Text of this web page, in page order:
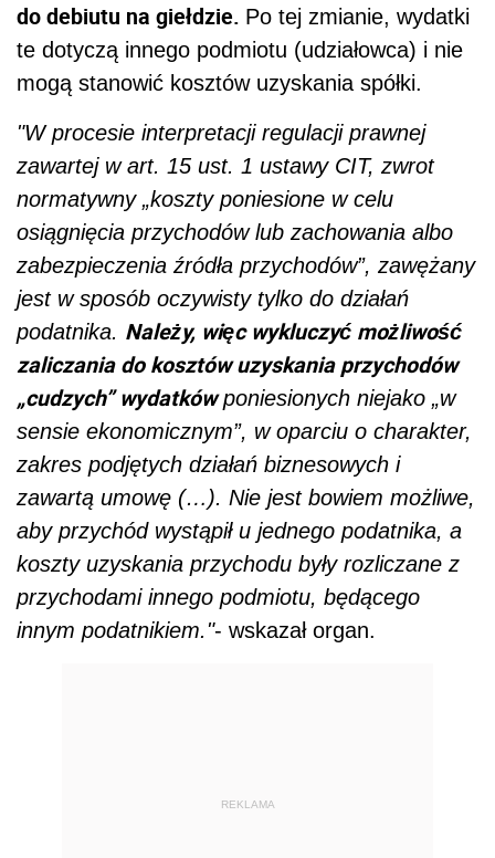
do debiutu na giełdzie. Po tej zmianie, wydatki
te dotyczą innego podmiotu (udziałowca) i nie
mogą stanowić kosztów uzyskania spółki.
"W procesie interpretacji regulacji prawnej
zawartej w art. 15 ust. 1 ustawy CIT, zwrot
normatywny „koszty poniesione w celu
osiągnięcia przychodów lub zachowania albo
zabezpieczenia źródła przychodów”, zawężany
jest w sposób oczywisty tylko do działań
podatnika. Należy, więc wykluczyć możliwość
zaliczania do kosztów uzyskania przychodów
„cudzych” wydatkówponiesionych niejako „w
sensie ekonomicznym”, w oparciu o charakter,
zakres podjętych działań biznesowych i
zawartą umowę (…). Nie jest bowiem możliwe,
aby przychód wystąpił u jednego podatnika, a
koszty uzyskania przychodu były rozliczane z
przychodami innego podmiotu, będącego
innym podatnikiem."- wskazał organ.
REKLAMA